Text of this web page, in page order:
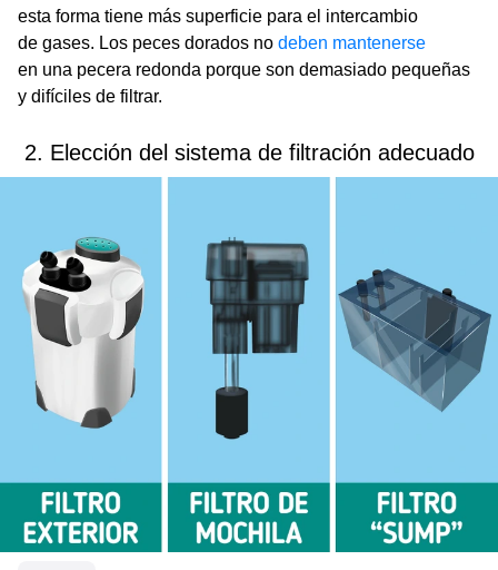
esta forma tiene más superficie para el intercambio
de gases. Los peces dorados no deben mantenerse
en una pecera redonda porque son demasiado pequeñas
y difíciles de filtrar.
2. Elección del sistema de filtración adecuado